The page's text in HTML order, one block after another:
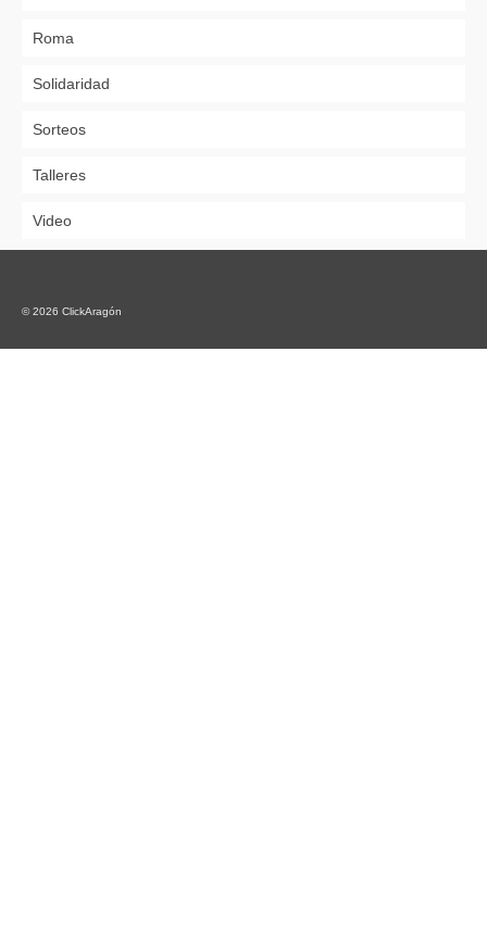
Roma
Solidaridad
Sorteos
Talleres
Video
© 2026 ClickAragón